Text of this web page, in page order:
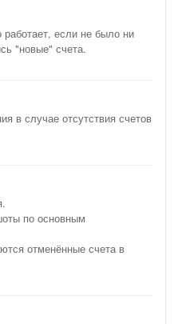
работает, если не было ни
"новые" счета.
в случае отсутствия счетов
по основным
отменённые счета в